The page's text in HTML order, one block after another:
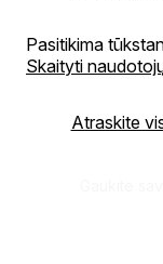
Pasitikima
Skaityti
Atraskite